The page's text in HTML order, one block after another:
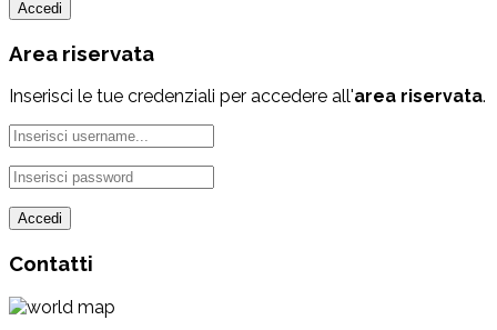
Area riservata
Inserisci le tue credenziali per accedere all'area riservata.
Contatti